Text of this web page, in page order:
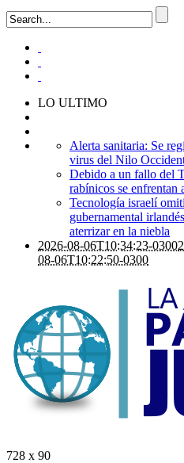
LO ULTIMO
Alerta sanitaria: Se
virus del Nilo
Debido a un fallo del
rabínicos se enfrentan
Tecnología israelí
gubernamental
aterrizar en la niebla
2026-08-06T10:34:23-0300
08-06T10:22:50-0300
728 x 90